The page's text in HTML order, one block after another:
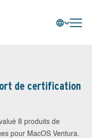
de certification
8 produits de
pour MacOS Ventura.